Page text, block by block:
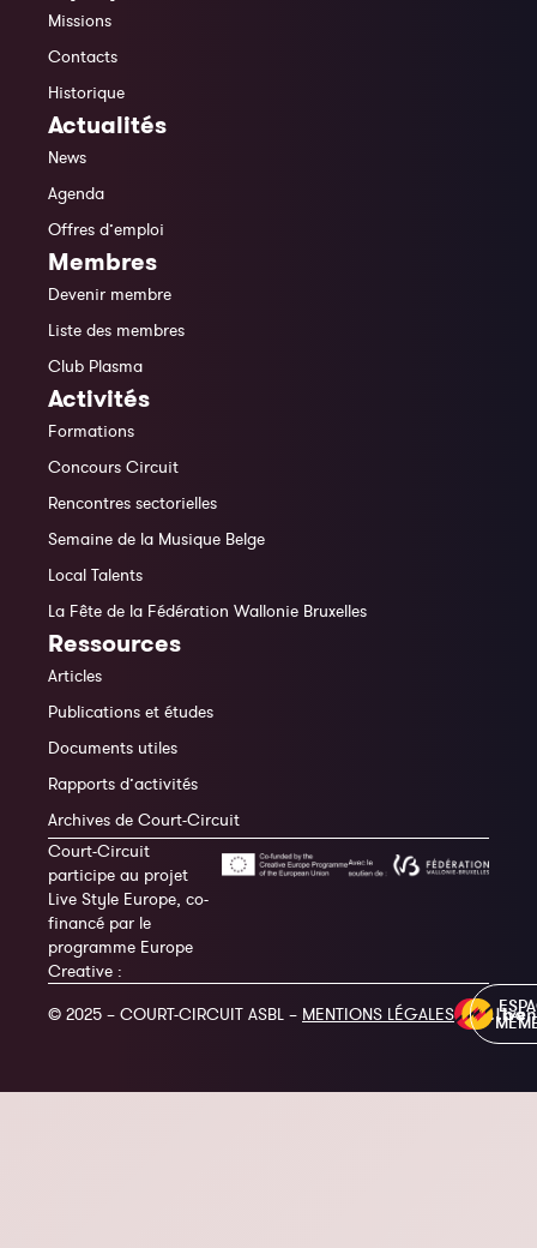
Missions
Contacts
Historique
Actualités
News
Agenda
Offres d’emploi
Membres
Devenir membre
Liste des membres
Club Plasma
Activités
Formations
Concours Circuit
Rencontres sectorielles
Semaine de la Musique Belge
Local Talents
La Fête de la Fédération Wallonie Bruxelles
Ressources
Articles
Publications et études
Documents utiles
Rapports d’activités
Archives de Court-Circuit
Court-Circuit
participe au projet
Live Style Europe, co-
financé par le
programme Europe
Creative :
© 2025 – COURT-CIRCUIT ASBL – MENTIONS LÉGALES